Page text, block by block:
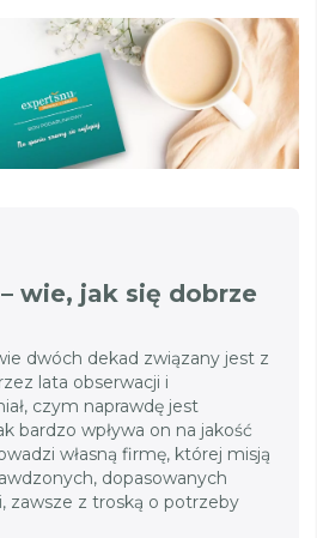
wie, jak się dobrze
dwóch dekad związany jest z
lata obserwacji i
czym naprawdę jest
bardzo wpływa on na jakość
własną firmę, której misją
dopasowanych
zawsze z troską o potrzeby